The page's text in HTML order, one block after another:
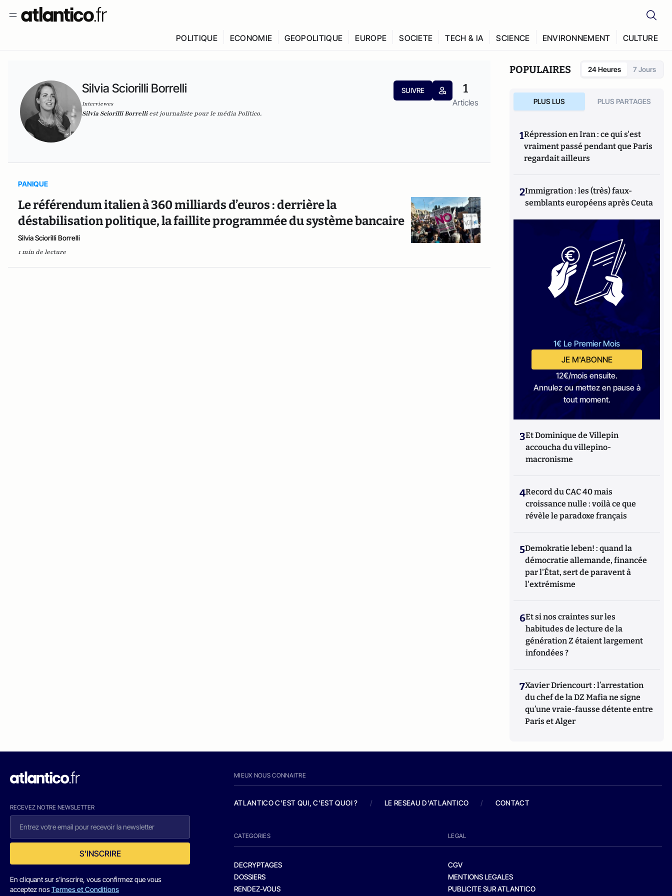
POLITIQUE ECONOMIE GEOPOLITIQUE EUROPE SOCIETE TECH & IA SCIENCE ENVIRONNEMENT CULTURE
Silvia Sciorilli Borrelli
Interviewes
SUIVRE 1
Articles
Silvia Sciorilli Borrelliest journaliste pour le médiaPolitico.
PANIQUE
Le référendum italien à 360 milliards d’euros : derrière la
déstabilisation politique, la faillite programmée du système bancaire
Silvia Sciorilli Borrelli
1 min de lecture
POPULAIRES 24 Heures 7 Jours
PLUS LUS PLUS PARTAGES
1Répression en Iran : ce qui s'est
vraiment passé pendant que Paris
regardait ailleurs
2Immigration : les (très) faux-
semblants européens après Ceuta
1€ Le Premier Mois
JE M'ABONNE
12€/mois ensuite.
Annulez ou mettez en pause à
tout moment.
3Et Dominique de Villepin
accoucha du villepino-
macronisme
4Record du CAC 40 mais
croissance nulle : voilà ce que
révèle le paradoxe français
5Demokratie leben! : quand la
démocratie allemande, financée
par l'État, sert de paravent à
l'extrémisme
6Et si nos craintes sur les
habitudes de lecture de la
génération Z étaient largement
infondées ?
7Xavier Driencourt : l’arrestation
du chef de la DZ Mafia ne signe
qu’une vraie-fausse détente entre
Paris et Alger
RECEVEZ NOTRE NEWSLETTER
S'INSCRIRE
En cliquant sur s'inscrire, vous confirmez que vous
acceptez nosTermes et Conditions
MIEUX NOUS CONNAITRE
ATLANTICO C'EST QUI, C'EST QUOI ? / LE RESEAU D'ATLANTICO / CONTACT
CATEGORIES
DECRYPTAGES
DOSSIERS
RENDEZ-VOUS
LEGAL
CGV
MENTIONS LEGALES
PUBLICITE SUR ATLANTICO